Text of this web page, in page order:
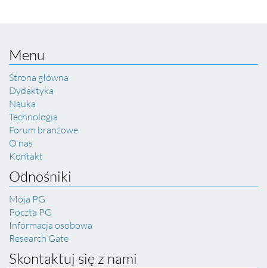
Menu
Strona główna
Dydaktyka
Nauka
Technologia
Forum branżowe
O nas
Kontakt
Odnośniki
Moja PG
Poczta PG
Informacja osobowa
Research Gate
Skontaktuj się z nami